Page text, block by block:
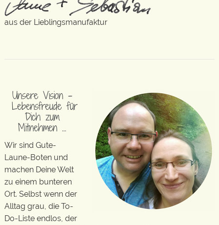
aus der Lieblingsmanufaktur
Unsere Vision –
Lebensfreude für
Dich zum
Mitnehmen …
Wir sind Gute-
Laune-Boten und
machen Deine Welt
zu einem bunteren
Ort. Selbst wenn der
Alltag grau, die To-
Do-Liste endlos, der